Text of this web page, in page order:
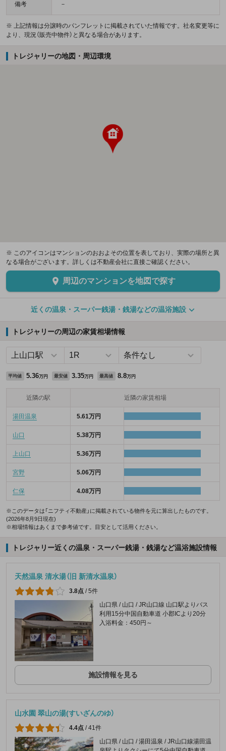
備考 －
※ 上記情報は分譲時のパンフレットに掲載されていた情報です。社名変更等に
より、現況（販売中物件）と異なる場合があります。
トレジャリーの地図・周辺環境
※ このアイコンはマンションのおおよその位置を表しており、実際の場所と異
なる場合がございます。詳しくは不動産会社に直接ご確認ください。
周辺のマンションを地図で探す
近くの温泉・スーパー銭湯・銭湯などの温浴施設
トレジャリーの周辺の家賃相場情報
平均値 5.36万円 最安値 3.35万円 最高値 8.8万円
近隣の駅 近隣の家賃相場
湯田温泉 5.61万円
山口 5.38万円
上山口 5.36万円
宮野 5.06万円
仁保 4.08万円
※このデータは「ニフティ不動産」に掲載されている物件を元に算出したものです。
(2026年8月9日現在)
※相場情報はあくまで参考値です。目安として活用ください。
トレジャリー近くの温泉・スーパー銭湯・銭湯など温浴施設情報
天然温泉 清水湯（旧 新清水温泉）
3.8点 /5件
山口県 / 山口 / JR山口線 山口駅よりバス
利用15分中国自動車道 小郡ICより20分
入浴料金：450円～
施設情報を見る
山水園 翠山の湯(すいざんのゆ）
4.4点 /41件
山口県 / 山口 / 湯田温泉 / JR山口線湯田温